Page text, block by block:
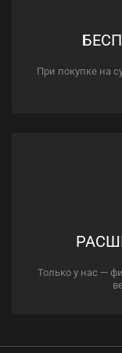
При покупке на
Только у нас —